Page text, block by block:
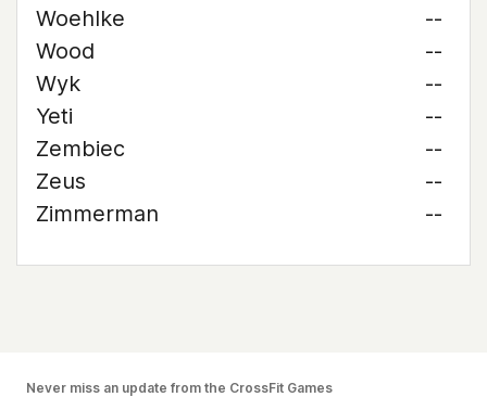
Woehlke
--
Wood
--
Wyk
--
Yeti
--
Zembiec
--
Zeus
--
Zimmerman
--
Never miss an update from the CrossFit Games